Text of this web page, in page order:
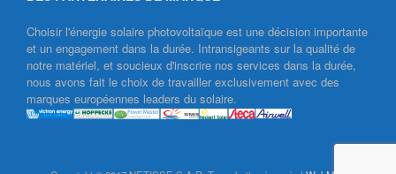
Choisir l'énergie solaire photovoltaïque est une décision importante
et un engagement dans la durée. Intransigeants sur la qualité de
notre matériel, et soucieux d'inscrire nos services dans la durée,
nous avons fait le choix de travailler exclusivement avec des
marques européennes leaders du solaire.